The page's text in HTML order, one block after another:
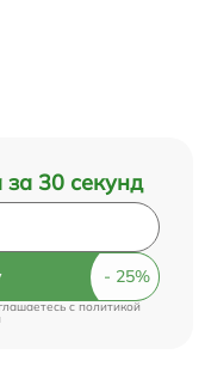
за 30 секунд
cполитикой